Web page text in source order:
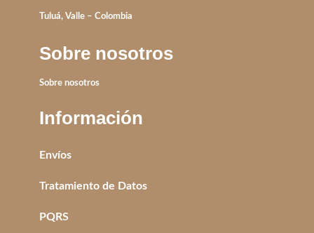
Tuluá, Valle – Colombia
Sobre nosotros
Sobre nosotros
Información
Envíos
Tratamiento de Datos
PQRS